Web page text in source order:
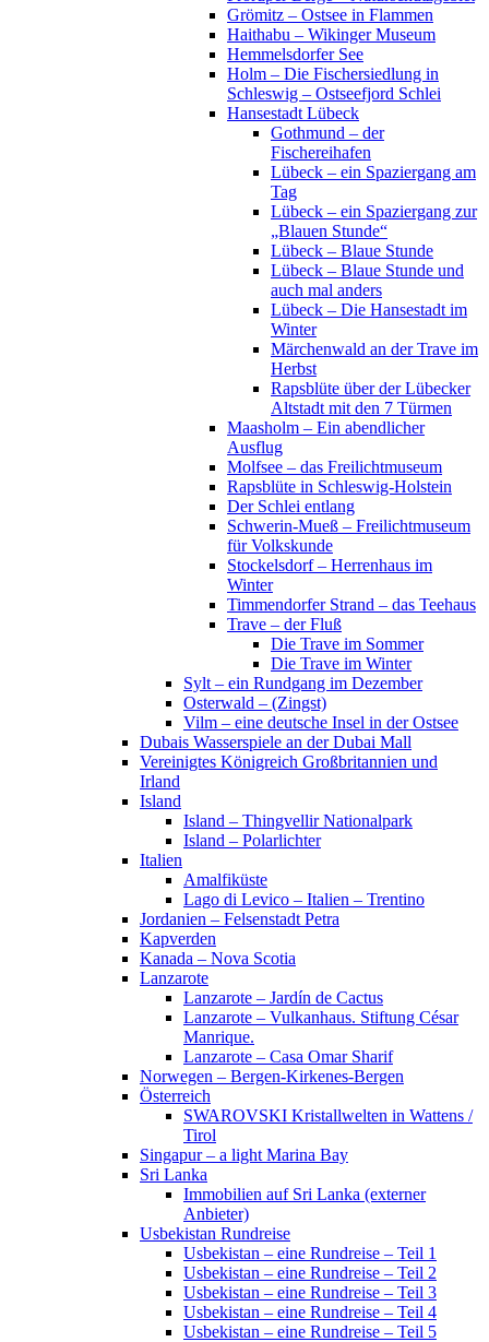
Grömitz – Ostsee in Flammen
Haithabu – Wikinger Museum
Hemmelsdorfer See
Holm – Die Fischersiedlung in
Schleswig – Ostseefjord Schlei
Hansestadt Lübeck
Gothmund – der
Fischereihafen
Lübeck – ein Spaziergang am
Tag
Lübeck – ein Spaziergang zur
„Blauen Stunde“
Lübeck – Blaue Stunde
Lübeck – Blaue Stunde und
auch mal anders
Lübeck – Die Hansestadt im
Winter
Märchenwald an der Trave im
Herbst
Rapsblüte über der Lübecker
Altstadt mit den 7 Türmen
Maasholm – Ein abendlicher
Ausflug
Molfsee – das Freilichtmuseum
Rapsblüte in Schleswig-Holstein
Der Schlei entlang
Schwerin-Mueß – Freilichtmuseum
für Volkskunde
Stockelsdorf – Herrenhaus im
Winter
Timmendorfer Strand – das Teehaus
Trave – der Fluß
Die Trave im Sommer
Die Trave im Winter
Sylt – ein Rundgang im Dezember
Osterwald – (Zingst)
Vilm – eine deutsche Insel in der Ostsee
Dubais Wasserspiele an der Dubai Mall
Vereinigtes Königreich Großbritannien und
Irland
Island
Island – Thingvellir Nationalpark
Island – Polarlichter
Italien
Amalfiküste
Lago di Levico – Italien – Trentino
Jordanien – Felsenstadt Petra
Kapverden
Kanada – Nova Scotia
Lanzarote
Lanzarote – Jardín de Cactus
Lanzarote – Vulkanhaus. Stiftung César
Manrique.
Lanzarote – Casa Omar Sharif
Norwegen – Bergen-Kirkenes-Bergen
Österreich
SWAROVSKI Kristallwelten in Wattens /
Tirol
Singapur – a light Marina Bay
Sri Lanka
Immobilien auf Sri Lanka (externer
Anbieter)
Usbekistan Rundreise
Usbekistan – eine Rundreise – Teil 1
Usbekistan – eine Rundreise – Teil 2
Usbekistan – eine Rundreise – Teil 3
Usbekistan – eine Rundreise – Teil 4
Usbekistan – eine Rundreise – Teil 5